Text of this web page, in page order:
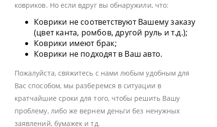
ковриков. Но если вдруг вы обнаружили, что:
Коврики не соответствуют Вашему заказу
(цвет канта, ромбов, другой руль и т.д.);
Коврики имеют брак;
Коврики не подходят в Ваш авто.
Пожалуйста, свяжитесь с нами любым удобным для
Вас способом, мы разберемся в ситуации в
кратчайшие сроки для того, чтобы решить Вашу
проблему, либо же вернем деньги без ненужных
заявлений, бумажек и тд.